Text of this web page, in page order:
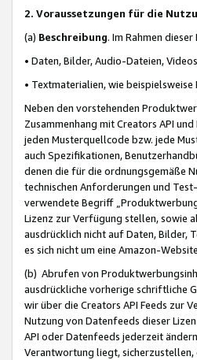
2. Voraussetzungen für die
(a) Beschreibung. Im Rahmen
• Daten, Bilder, Audio-Dateien,
• Textmaterialien, wie
Neben den vorstehenden
Zusammenhang mit Creators API
jeden Musterquellcode bzw. jede
auch Spezifikationen,
denen die für die ordnungsgemäße
technischen Anforderungen und
verwendete Begriff
Lizenz zur Verfügung stellen, sowie
ausdrücklich nicht auf Daten, Bilder,
es sich nicht um eine Amazon-
(b) Abrufen von
ausdrückliche vorherige schriftliche
wir über die Creators API Feeds zur
Nutzung von Datenfeeds dieser
API oder Datenfeeds jederzeit
Verantwortung liegt, sicherzustellen,